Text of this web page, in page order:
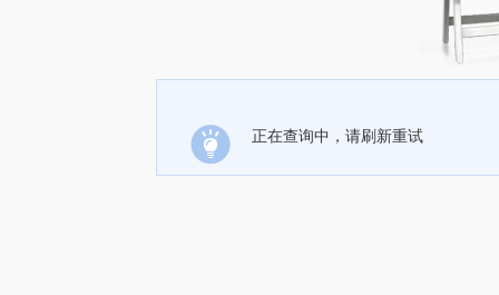
正在查询中，请刷新重试